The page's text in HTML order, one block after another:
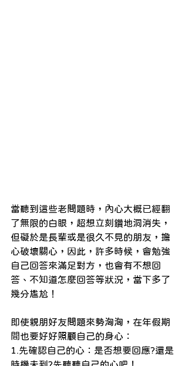
當聽到這些老問題時，內心大概已經翻
了無限的白眼，超想立刻鑽地洞消失，
但礙於是長輩或是很久不見的朋友，擔
心破壞關心，因此，許多時候，會勉強
自己回答來滿足對方，也會有不想回
答、不知道怎麼回答等狀況，當下多了
幾分尷尬！
即使親朋好友問題來勢洶洶，在年假期
間也要好好照顧自己的身心：
1.先確認自己的心：是否想要回應?還是